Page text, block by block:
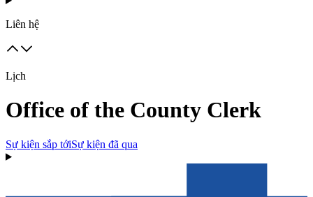
Liên hệ
Lịch
Office of the County Clerk
Sự kiện sắp tớiSự kiện đã qua